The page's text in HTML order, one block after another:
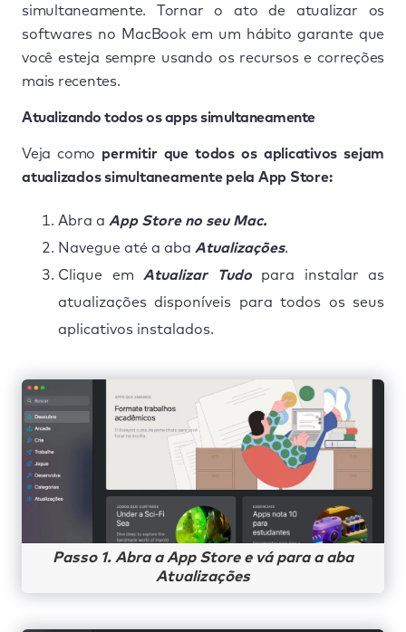
simultaneamente. Tornar o ato de atualizar os
softwares no MacBook em um hábito garante que
você esteja sempre usando os recursos e correções
mais recentes.
Atualizando todos os apps simultaneamente
Veja como permitir que todos os aplicativos sejam
atualizados simultaneamente pela App Store:
Abra a App Store no seu Mac.
Navegue até a aba Atualizações.
Clique em Atualizar Tudopara instalar as
atualizações disponíveis para todos os seus
aplicativos instalados.
Passo 1. Abra a App Store e vá para a aba
Atualizações